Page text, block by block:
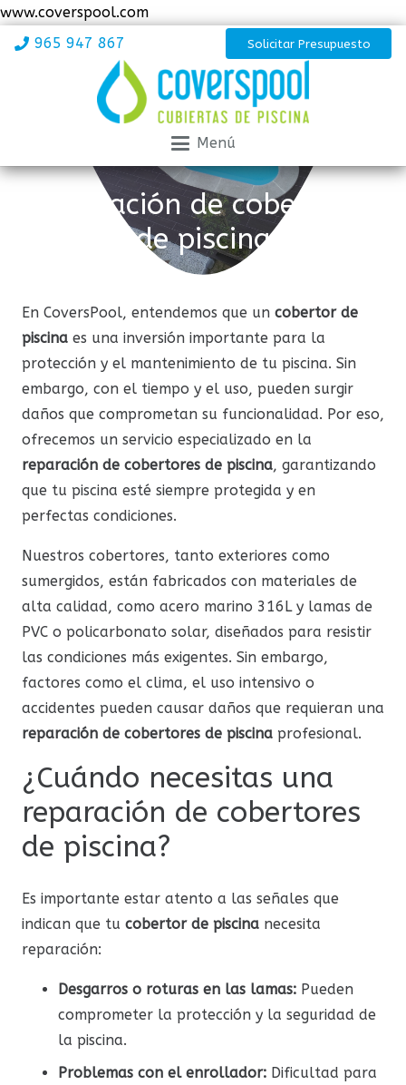
www.coverspool.com
965 947 867
Solicitar Presupuesto
Menú
Reparación de cobertores
de piscina
En CoversPool, entendemos que un cobertor de
piscina es una inversión importante para la
protección y el mantenimiento de tu piscina. Sin
embargo, con el tiempo y el uso, pueden surgir
daños que comprometan su funcionalidad. Por eso,
ofrecemos un servicio especializado en la
reparación de cobertores de piscina, garantizando
que tu piscina esté siempre protegida y en
perfectas condiciones.
Nuestros cobertores, tanto exteriores como
sumergidos, están fabricados con materiales de
alta calidad, como acero marino 316L y lamas de
PVC o policarbonato solar, diseñados para resistir
las condiciones más exigentes. Sin embargo,
factores como el clima, el uso intensivo o
accidentes pueden causar daños que requieran una
reparación de cobertores de piscina profesional.
¿Cuándo necesitas una
reparación de cobertores
de piscina?
Es importante estar atento a las señales que
indican que tu cobertor de piscina necesita
reparación:
Desgarros o roturas en las lamas: Pueden
comprometer la protección y la seguridad de
la piscina.
Problemas con el enrollador: Dificultad para